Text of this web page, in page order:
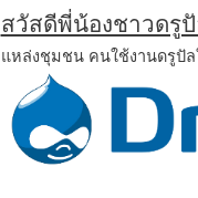
สวัสดีพี่น้องชาวดรู
แหล่งชุมชน คนใช้งานดรูปัล